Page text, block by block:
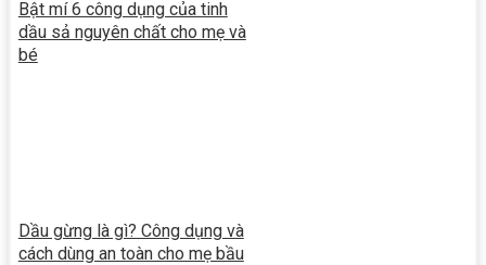
Bật mí 6 công dụng của tinh
dầu sả nguyên chất cho mẹ và
bé
Dầu gừng là gì? Công dụng và
cách dùng an toàn cho mẹ bầu